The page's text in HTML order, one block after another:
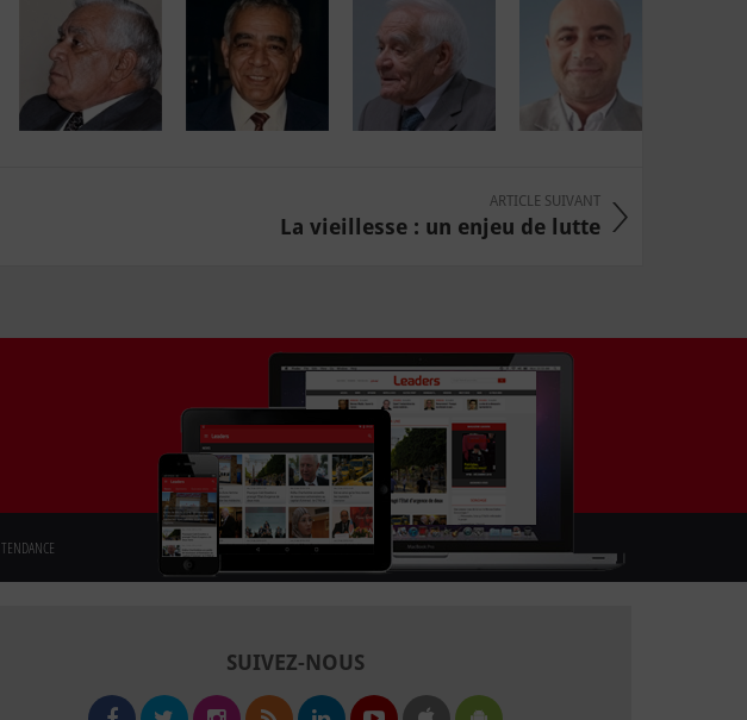
ARTICLE SUIVANT
La vieillesse : un enjeu de lutte
TENDANCE
SUIVEZ-NOUS